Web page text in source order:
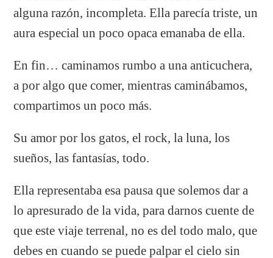
alguna razón, incompleta. Ella parecía triste, un
aura especial un poco opaca emanaba de ella.
En fin… caminamos rumbo a una anticuchera,
a por algo que comer, mientras caminábamos,
compartimos un poco más.
Su amor por los gatos, el rock, la luna, los
sueños, las fantasías, todo.
Ella representaba esa pausa que solemos dar a
lo apresurado de la vida, para darnos cuente de
que este viaje terrenal, no es del todo malo, que
debes en cuando se puede palpar el cielo sin